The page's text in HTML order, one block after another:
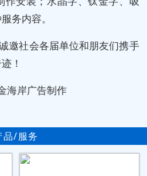
务内容。
邀社会各届单位和朋友们携手
！
海岸广告制作
品/服务